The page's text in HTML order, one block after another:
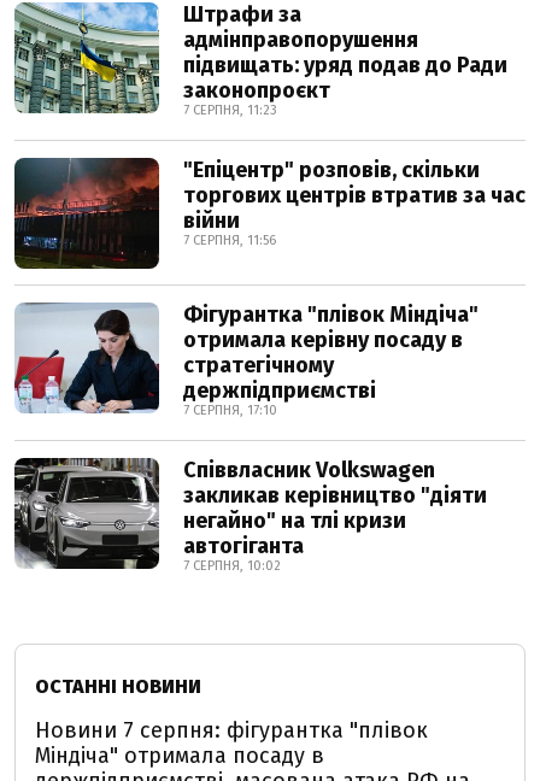
Штрафи за
адмінправопорушення
підвищать: уряд подав до Ради
законопроєкт
7 СЕРПНЯ, 11:23
"Епіцентр" розповів, скільки
торгових центрів втратив за час
війни
7 СЕРПНЯ, 11:56
Фігурантка "плівок Міндіча"
отримала керівну посаду в
стратегічному
держпідприємстві
7 СЕРПНЯ, 17:10
Співвласник Volkswagen
закликав керівництво "діяти
негайно" на тлі кризи
автогіганта
7 СЕРПНЯ, 10:02
ОСТАННІ НОВИНИ
Новини 7 серпня: фігурантка "плівок
Міндіча" отримала посаду в